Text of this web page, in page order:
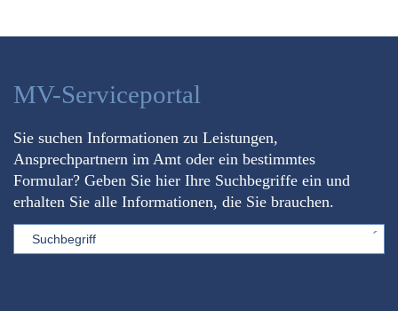
MV-Serviceportal
Sie suchen Informationen zu Leistungen,
Ansprechpartnern im Amt oder ein bestimmtes
Formular? Geben Sie hier Ihre Suchbegriffe ein und
erhalten Sie alle Informationen, die Sie brauchen.
Sword